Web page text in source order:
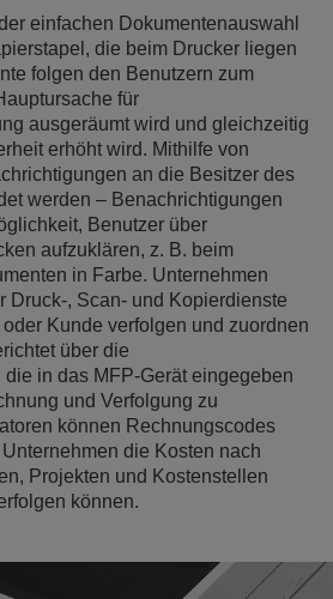
einfachen Dokumentenauswahl
die beim Drucker liegen
folgen den Benutzern zum
für
ausgeräumt wird und gleichzeitig
erhöht wird. Mithilfe von
an die Besitzer des
werden – Benachrichtigungen
Benutzer über
aufzuklären, z. B. beim
in Farbe. Unternehmen
Druck-, Scan- und Kopierdienste
Kunde verfolgen und zuordnen
über die
in das MFP-Gerät eingegeben
und Verfolgung zu
können Rechnungscodes
die Kosten nach
Projekten und Kostenstellen
können.